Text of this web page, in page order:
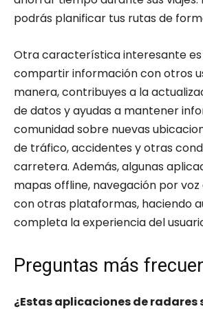
podrás planificar tus rutas de
Otra característica interesante es
compartir información con otros
manera, contribuyes a la
de datos y ayudas a mantener
comunidad sobre nuevas
de tráfico, accidentes y otras
carretera. Además, algunas
mapas offline, navegación por
con otras plataformas, haciendo
completa la experiencia del
Preguntas más
¿Estas aplicaciones de radares